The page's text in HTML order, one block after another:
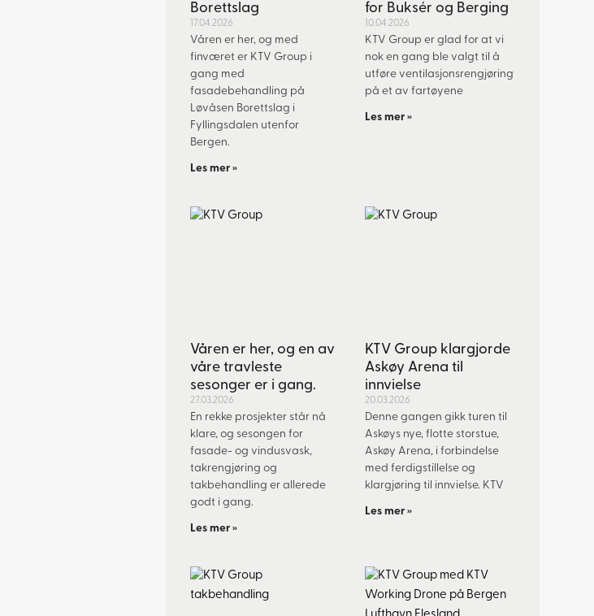
Borettslag
17.04.2026
Våren er her, og med
finværet er KTV Group i
gang med
fasadebehandling på
Løvåsen Borettslag i
Fyllingsdalen utenfor
Bergen.
Les mer »
for Buksér og Berging
10.04.2026
KTV Group er glad for at vi
nok en gang ble valgt til å
utføre ventilasjonsrengjøring
på et av fartøyene
Les mer »
Våren er her, og en av
våre travleste
sesonger er i gang.
27.03.2026
En rekke prosjekter står nå
klare, og sesongen for
fasade- og vindusvask,
takrengjøring og
takbehandling er allerede
godt i gang.
Les mer »
KTV Group klargjorde
Askøy Arena til
innvielse
20.03.2026
Denne gangen gikk turen til
Askøys nye, flotte storstue,
Askøy Arena, i forbindelse
med ferdigstillelse og
klargjøring til innvielse. KTV
Les mer »